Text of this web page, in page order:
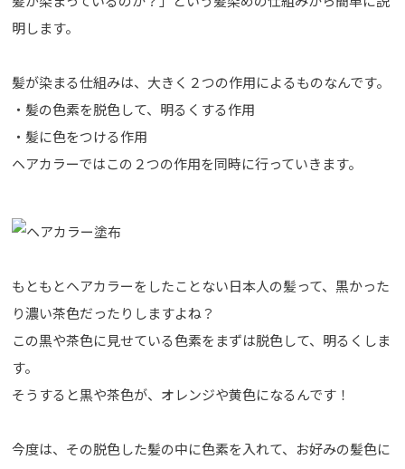
明します。
髪が染まる仕組みは、大きく２つの作用によるものなんです。
・髪の色素を脱色して、明るくする作用
・髪に色をつける作用
ヘアカラーではこの２つの作用を同時に行っていきます。
もともとヘアカラーをしたことない日本人の髪って、黒かった
り濃い茶色だったりしますよね？
この黒や茶色に見せている色素をまずは脱色して、明るくしま
す。
そうすると黒や茶色が、オレンジや黄色になるんです！
今度は、その脱色した髪の中に色素を入れて、お好みの髪色に